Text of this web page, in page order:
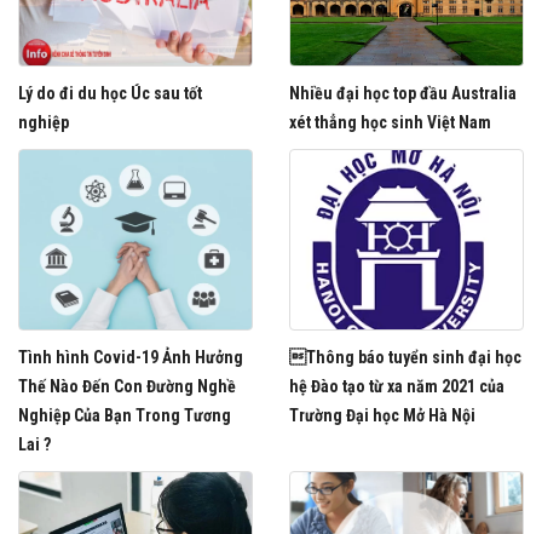
Lý do đi du học Úc sau tốt
nghiệp
Nhiều đại học top đầu Australia
xét thẳng học sinh Việt Nam
Tình hình Covid-19 Ảnh Hưởng
Thế Nào Đến Con Đường Nghề
Nghiệp Của Bạn Trong Tương
Lai ?
Thông báo tuyển sinh đại học
hệ Đào tạo từ xa năm 2021 của
Trường Đại học Mở Hà Nội